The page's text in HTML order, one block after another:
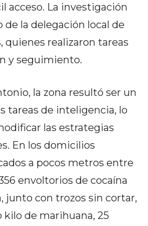
acceso. La investigación
de la delegación local de
quienes realizaron tareas
y seguimiento.
la zona resultó ser un
tareas de inteligencia, lo
las estrategias
En los domicilios
a pocos metros entre
envoltorios de cocaína
junto con trozos sin cortar,
kilo de marihuana, 25